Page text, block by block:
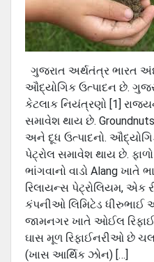
ગુજરાત અર્થતંત્ર ભારત
ઔદ્યોગિક ઉત્પાદન છે.
કેટલાક નિયંત્રણો [1]
સમાવેશ થાય છે.
અને દૂધ ઉત્પાદનો.
પેટ્રોલ સમાવેશ થાય છે.
ભાંગવાનો વાડો Alang
રિલાયન્સ પેટ્રોલિયમ, એક
કંપનીઓ લિમિટેડ ધીરુભાઈ
જામનગર ખાતે ઓઈલ
ઘાસ મૂળ રિફાઈનરીઓ છે
(ખાસ આર્થિક ઝોન) […]